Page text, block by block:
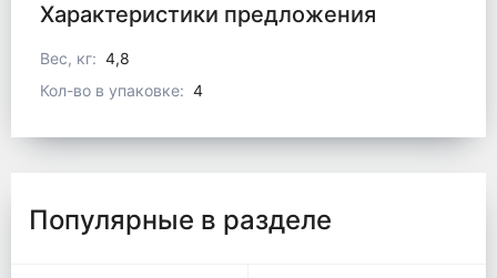
Характеристики предложения
Вес, кг: 4,8
Кол-во в упаковке: 4
Популярные в разделе